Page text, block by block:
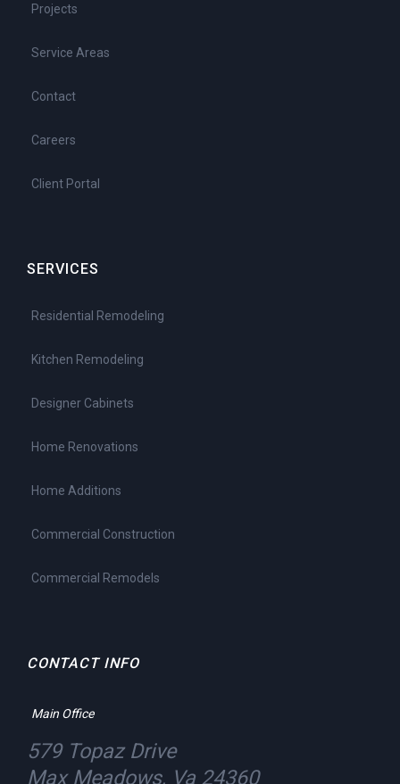
Projects
Service Areas
Contact
Careers
Client Portal
SERVICES
Residential Remodeling
Kitchen Remodeling
Designer Cabinets
Home Renovations
Home Additions
Commercial Construction
Commercial Remodels
CONTACT INFO
Main Office
579 Topaz Drive
Max Meadows, Va 24360